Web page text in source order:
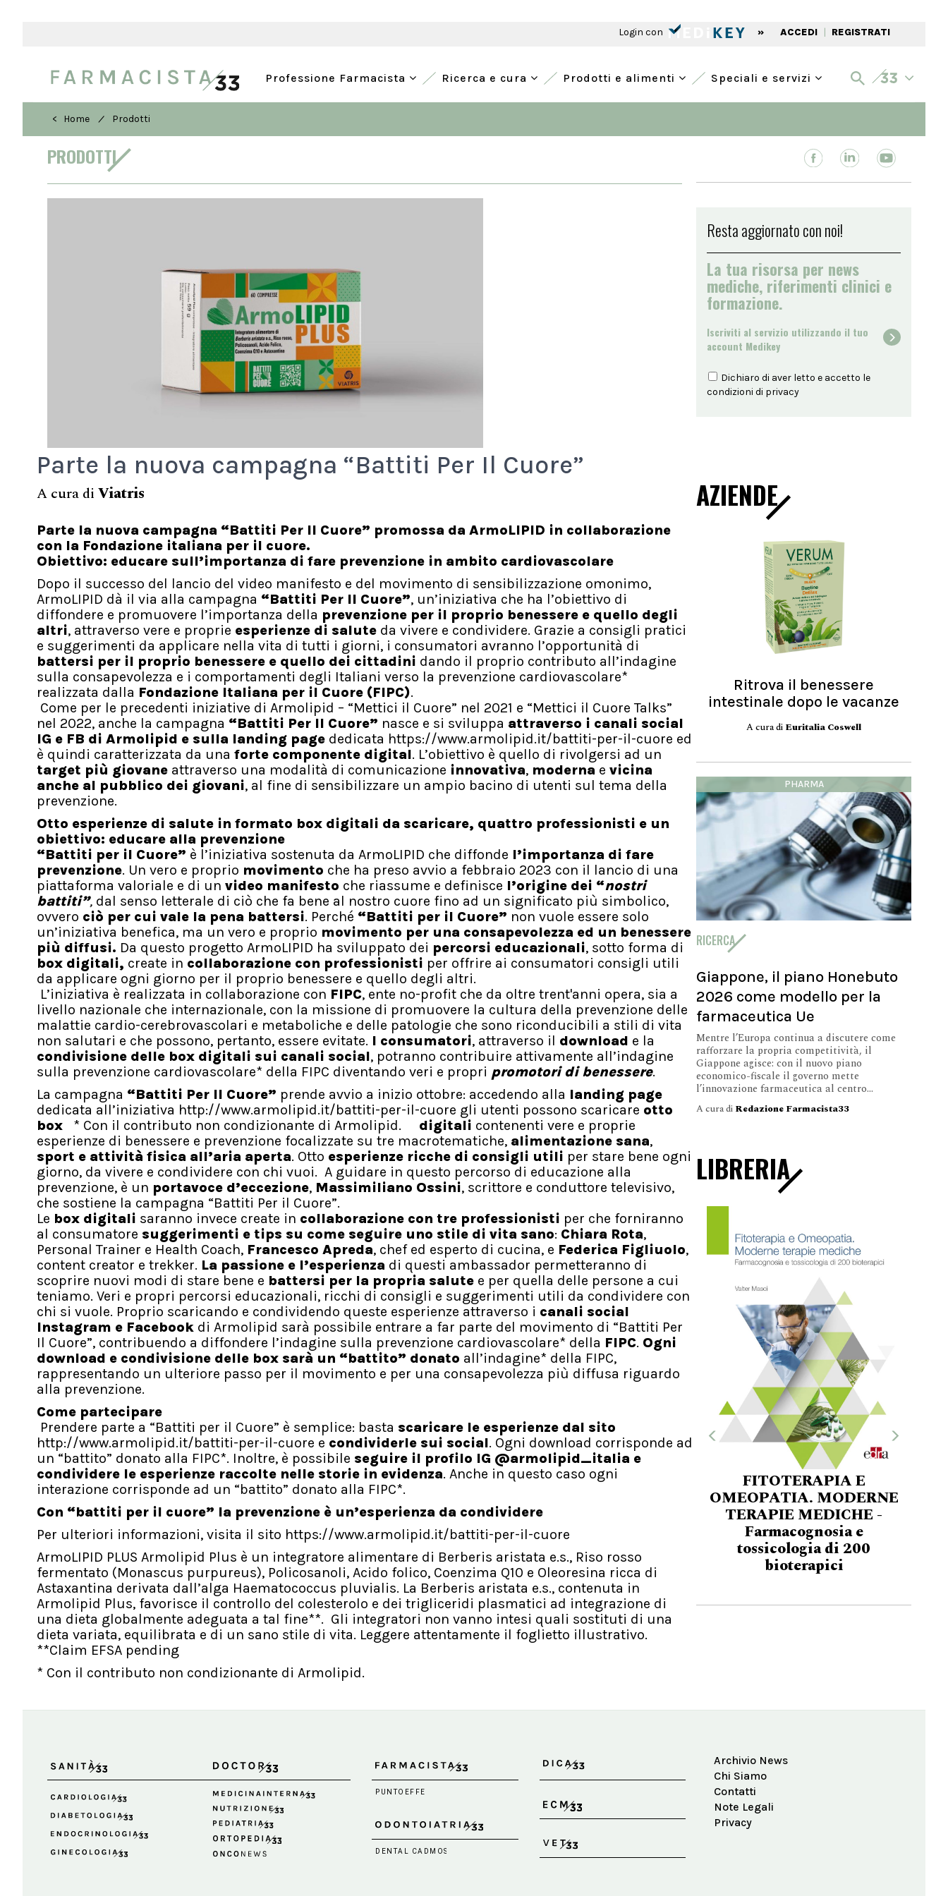
Login con » ACCEDI | REGISTRATI
Professione Farmacista Ricerca e cura Prodotti e alimenti Speciali e servizi
< Home / Prodotti
PRODOTTI
Parte la nuova campagna “Battiti Per Il Cuore”
A cura di Viatris
Parte la nuova campagna “Battiti Per Il Cuore” promossa da ArmoLIPID in collaborazione
con la Fondazione italiana per il cuore.
Obiettivo: educare sull’importanza di fare prevenzione in ambito cardiovascolare
Dopo il successo del lancio del video manifesto e del movimento di sensibilizzazione omonimo,
ArmoLIPID dà il via alla campagna “Battiti Per Il Cuore”, un’iniziativa che ha l’obiettivo di
diffondere e promuovere l’importanza della prevenzione per il proprio benessere e quello degli
altri, attraverso vere e proprie esperienze di salute da vivere e condividere. Grazie a consigli pratici
e suggerimenti da applicare nella vita di tutti i giorni, i consumatori avranno l’opportunità di
battersi per il proprio benessere e quello dei cittadini dando il proprio contributo all’indagine
sulla consapevolezza e i comportamenti degli Italiani verso la prevenzione cardiovascolare*
realizzata dalla Fondazione Italiana per il Cuore (FIPC).
Come per le precedenti iniziative di Armolipid – “Mettici il Cuore” nel 2021 e “Mettici il Cuore Talks”
nel 2022, anche la campagna “Battiti Per Il Cuore” nasce e si sviluppa attraverso i canali social
IG e FB di Armolipid e sulla landing page dedicata https://www.armolipid.it/battiti-per-il-cuore ed
è quindi caratterizzata da una forte componente digital. L’obiettivo è quello di rivolgersi ad un
target più giovane attraverso una modalità di comunicazione innovativa, moderna e vicina
anche al pubblico dei giovani, al fine di sensibilizzare un ampio bacino di utenti sul tema della
prevenzione.
Otto esperienze di salute in formato box digitali da scaricare, quattro professionisti e un
obiettivo: educare alla prevenzione
“Battiti per il Cuore” è l’iniziativa sostenuta da ArmoLIPID che diffonde l’importanza di fare
prevenzione. Un vero e proprio movimento che ha preso avvio a febbraio 2023 con il lancio di una
piattaforma valoriale e di un video manifesto che riassume e definisce l’origine dei “nostri
battiti”, dal senso letterale di ciò che fa bene al nostro cuore fino ad un significato più simbolico,
ovvero ciò per cui vale la pena battersi. Perché “Battiti per il Cuore” non vuole essere solo
un’iniziativa benefica, ma un vero e proprio movimento per una consapevolezza ed un benessere
più diffusi. Da questo progetto ArmoLIPID ha sviluppato dei percorsi educazionali, sotto forma di
box digitali, create in collaborazione con professionisti per offrire ai consumatori consigli utili
da applicare ogni giorno per il proprio benessere e quello degli altri.
L’iniziativa è realizzata in collaborazione con FIPC, ente no-profit che da oltre trent'anni opera, sia a
livello nazionale che internazionale, con la missione di promuovere la cultura della prevenzione delle
malattie cardio-cerebrovascolari e metaboliche e delle patologie che sono riconducibili a stili di vita
non salutari e che possono, pertanto, essere evitate. I consumatori, attraverso il download e la
condivisione delle box digitali sui canali social, potranno contribuire attivamente all’indagine
sulla prevenzione cardiovascolare* della FIPC diventando veri e propri promotori di benessere.
La campagna “Battiti Per Il Cuore” prende avvio a inizio ottobre: accedendo alla landing page
dedicata all’iniziativa http://www.armolipid.it/battiti-per-il-cuore gli utenti possono scaricare otto
box
* Con il contributo non condizionante di Armolipid. digitali contenenti vere e proprie
esperienze di benessere e prevenzione focalizzate su tre macrotematiche, alimentazione sana,
sport e attività fisica all’aria aperta. Otto esperienze ricche di consigli utili per stare bene ogni
giorno, da vivere e condividere con chi vuoi. A guidare in questo percorso di educazione alla
prevenzione, è un portavoce d’eccezione, Massimiliano Ossini, scrittore e conduttore televisivo,
che sostiene la campagna “Battiti Per il Cuore”.
Le box digitali saranno invece create in collaborazione con tre professionisti per che forniranno
al consumatore suggerimenti e tips su come seguire uno stile di vita sano: Chiara Rota,
Personal Trainer e Health Coach, Francesco Apreda, chef ed esperto di cucina, e Federica Figliuolo,
content creator e trekker. La passione e l’esperienza di questi ambassador permetteranno di
scoprire nuovi modi di stare bene e battersi per la propria salute e per quella delle persone a cui
teniamo. Veri e propri percorsi educazionali, ricchi di consigli e suggerimenti utili da condividere con
chi si vuole. Proprio scaricando e condividendo queste esperienze attraverso i canali social
Instagram e Facebook di Armolipid sarà possibile entrare a far parte del movimento di “Battiti Per
Il Cuore”, contribuendo a diffondere l’indagine sulla prevenzione cardiovascolare* della FIPC. Ogni
download e condivisione delle box sarà un “battito” donato all’indagine* della FIPC,
rappresentando un ulteriore passo per il movimento e per una consapevolezza più diffusa riguardo
alla prevenzione.
Come partecipare
Prendere parte a “Battiti per il Cuore” è semplice: basta scaricare le esperienze dal sito
http://www.armolipid.it/battiti-per-il-cuore e condividerle sui social. Ogni download corrisponde ad
un “battito” donato alla FIPC*. Inoltre, è possibile seguire il profilo IG @armolipid_italia e
condividere le esperienze raccolte nelle storie in evidenza. Anche in questo caso ogni
interazione corrisponde ad un “battito” donato alla FIPC*.
Con “battiti per il cuore” la prevenzione è un’esperienza da condividere
Per ulteriori informazioni, visita il sito https://www.armolipid.it/battiti-per-il-cuore
ArmoLIPID PLUS Armolipid Plus è un integratore alimentare di Berberis aristata e.s., Riso rosso
fermentato (Monascus purpureus), Policosanoli, Acido folico, Coenzima Q10 e Oleoresina ricca di
Astaxantina derivata dall’alga Haematococcus pluvialis. La Berberis aristata e.s., contenuta in
Armolipid Plus, favorisce il controllo del colesterolo e dei trigliceridi plasmatici ad integrazione di
una dieta globalmente adeguata a tal fine**. Gli integratori non vanno intesi quali sostituti di una
dieta variata, equilibrata e di un sano stile di vita. Leggere attentamente il foglietto illustrativo.
**Claim EFSA pending
* Con il contributo non condizionante di Armolipid.
Resta aggiornato con noi!
La tua risorsa per news
mediche, riferimenti clinici e
formazione.
Iscriviti al servizio utilizzando il tuo
account Medikey
Dichiaro di aver letto e accetto le
condizioni di privacy
AZIENDE
Ritrova il benessere
intestinale dopo le vacanze
A cura di Euritalia Coswell
PHARMA
RICERCA
Giappone, il piano Honebuto
2026 come modello per la
farmaceutica Ue
Mentre l’Europa continua a discutere come
rafforzare la propria competitività, il
Giappone agisce: con il nuovo piano
economico-fiscale il governo mette
l’innovazione farmaceutica al centro...
A cura di Redazione Farmacista33
LIBRERIA
FITOTERAPIA E
OMEOPATIA. MODERNE
TERAPIE MEDICHE -
Farmacognosia e
tossicologia di 200
bioterapici
Archivio News
Chi Siamo
Contatti
Note Legali
Privacy